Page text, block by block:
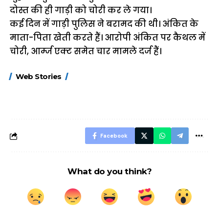
दोस्त की ही गाड़ी को चोरी कर ले गया।
कई दिन में गाड़ी पुलिस ने बरामद की थी। अंकित के
माता-पिता खेती करते हैं। आरोपी अंकित पर कैथल में
चोरी, आर्म्ज एक्ट समेत चार मामले दर्ज हैं।
Web Stories
FASTag के ये नए
Facebook
What do you think?